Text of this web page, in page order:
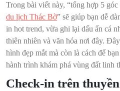
Trong bài viết này, “tổng hợp 5
du lịch Thác Bờ” sẽ giúp bạn dễ
in hot trend, vừa ghi lại dấu ấn cá
thiên nhiên và văn hóa nơi đây.
hình đẹp mắt mà còn là cách để
hành trình khám phá vùng đất linh
Check-in trên